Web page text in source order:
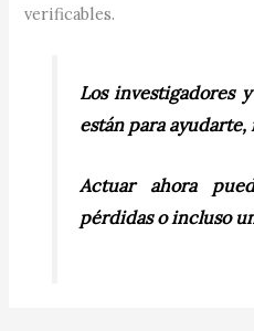
verificables.
Los investigadores
están para ayudarte,
Actuar ahora
pérdidas o incluso